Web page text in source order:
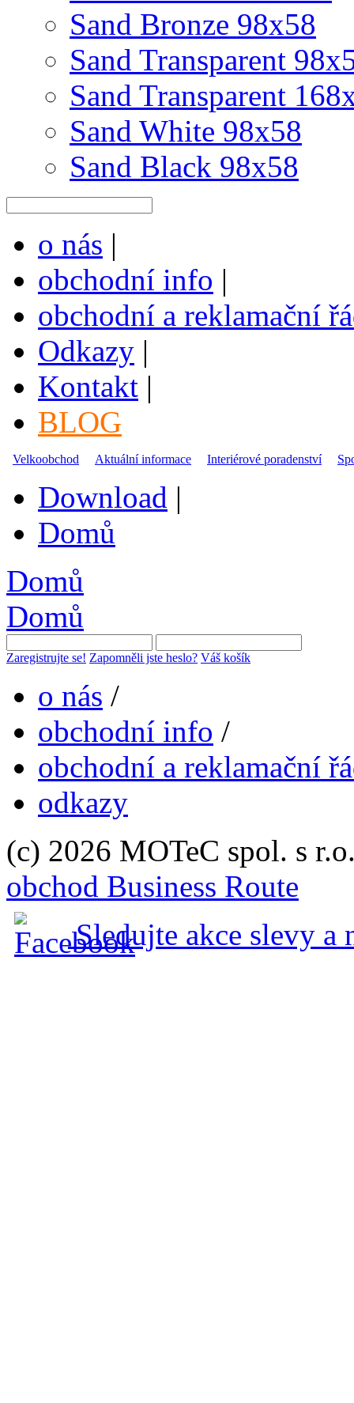
Sand Bronze 98x58
Sand Transparent
Sand Transparent
Sand White 98x58
Sand Black 98x58
o nás |
obchodní info |
obchodní a reklamační
Odkazy |
Kontakt |
BLOG
Velkoobchod Aktuální informace Interiérové poradenství
Download |
Domů
Domů
Domů
Zaregistrujte se! Zapomněli jste heslo? Váš košík
o nás /
obchodní info /
obchodní a reklamační
odkazy
(c) 2026 MOTeC spol. s
obchod Business Route
Sledujte akce slevy a